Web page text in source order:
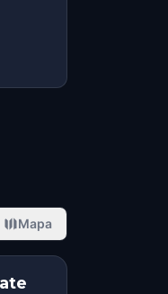
Mapa